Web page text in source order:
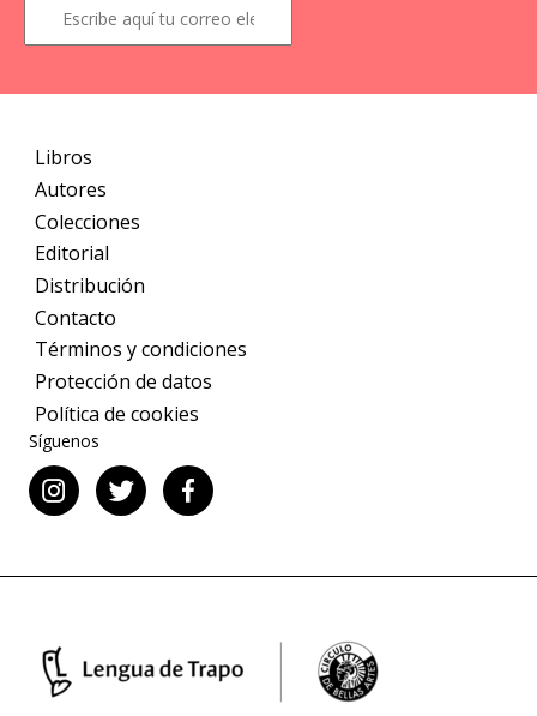
Libros
Autores
Colecciones
Editorial
Distribución
Contacto
Términos y condiciones
Protección de datos
Política de cookies
Síguenos